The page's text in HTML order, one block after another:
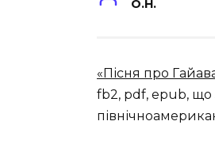
O.H.
«Пісня про
fb2, pdf, epub, що